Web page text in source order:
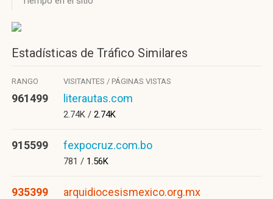
Estadísticas de Tráfico Similares
RANGO VISITANTES / PÁGINAS VISTAS
961499 literautas.com
2.74K / 2.74K
915599 fexpocruz.com.bo
781 / 1.56K
935399 arquidiocesismexico.org.mx